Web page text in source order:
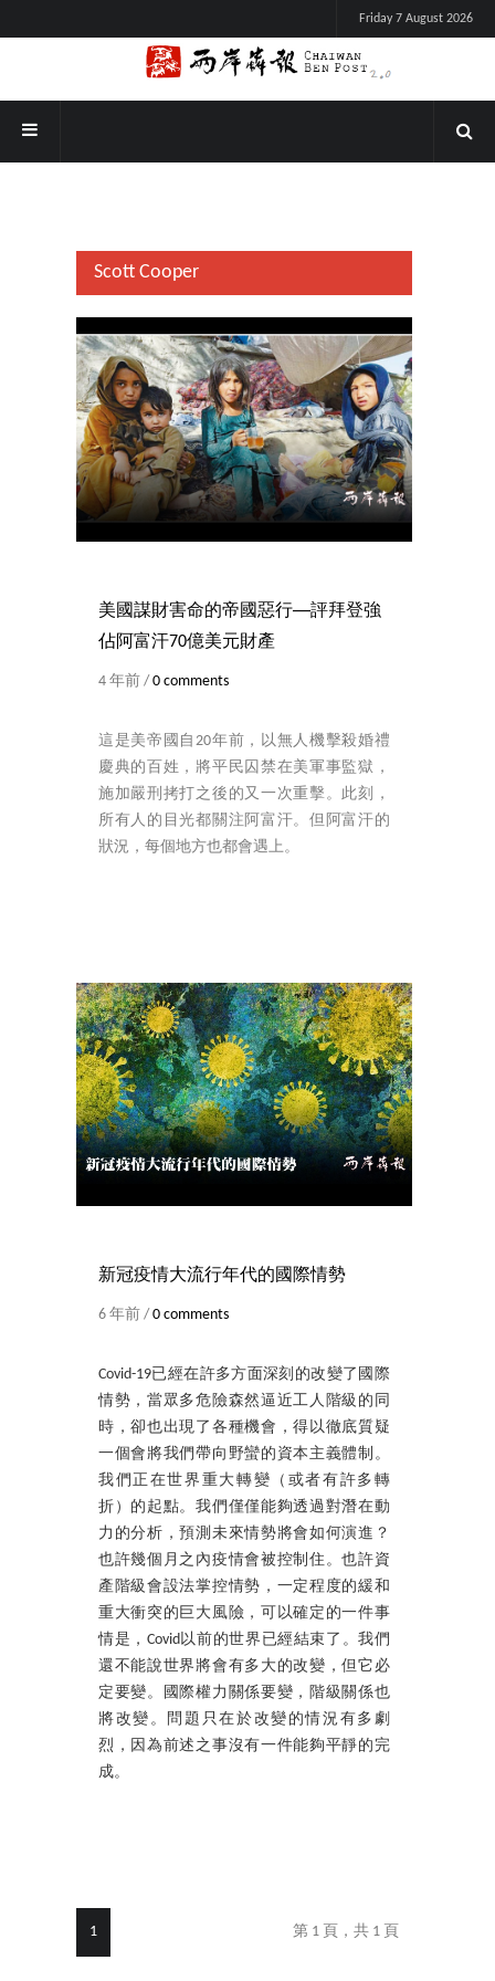
Friday 7 August 2026
Scott Cooper
美國謀財害命的帝國惡行──評拜登強
佔阿富汗70億美元財產
4 年前 /0 comments
這是美帝國自20年前，以無人機擊殺婚禮
慶典的百姓，將平民囚禁在美軍事監獄，
施加嚴刑拷打之後的又一次重擊。此刻，
所有人的目光都關注阿富汗。但阿富汗的
狀況，每個地方也都會遇上。
新冠疫情大流行年代的國際情勢
6 年前 / 0 comments
Covid-19已經在許多方面深刻的改變了國際
情勢，當眾多危險森然逼近工人階級的同
時，卻也出現了各種機會，得以徹底質疑
一個會將我們帶向野蠻的資本主義體制。
我們正在世界重大轉變（或者有許多轉
折）的起點。我們僅僅能夠透過對潛在動
力的分析，預測未來情勢將會如何演進？
也許幾個月之內疫情會被控制住。也許資
產階級會設法掌控情勢，一定程度的緩和
重大衝突的巨大風險，可以確定的一件事
情是，Covid以前的世界已經結束了。我們
還不能說世界將會有多大的改變，但它必
定要變。國際權力關係要變，階級關係也
將改變。問題只在於改變的情況有多劇
烈，因為前述之事沒有一件能夠平靜的完
成。
1 第 1 頁，共 1 頁